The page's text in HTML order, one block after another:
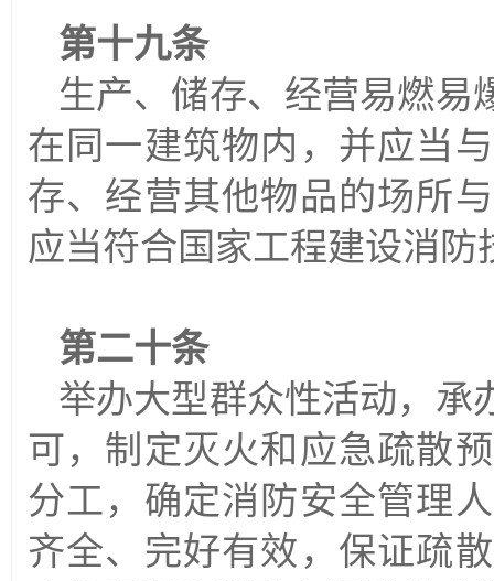
第十九条
生产、储存、经营易燃易
在同一建筑物内，并应当
存、经营其他物品的场所
应当符合国家工程建设消防
第二十条
举办大型群众性活动，承
可，制定灭火和应急疏散
分工，确定消防安全管理
齐全、完好有效，保证疏